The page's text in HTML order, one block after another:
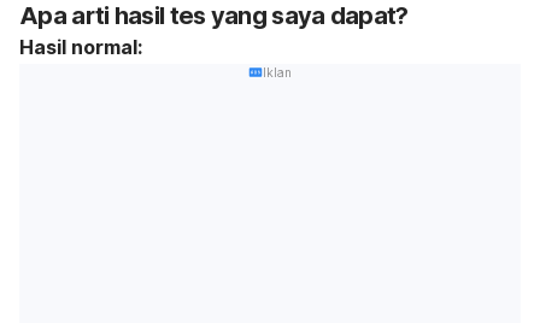
Apa arti hasil tes yang saya dapat?
Hasil normal:
Iklan